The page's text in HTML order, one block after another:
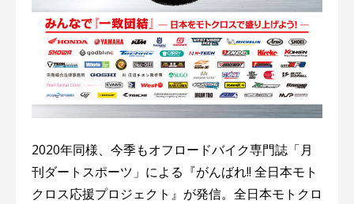
2020年同様、今季もオフロードバイク専門誌「月
刊ダートスポーツ」による『がんばれ!! 全日本モト
クロス応援プロジェクト』が発信。全日本モトクロ